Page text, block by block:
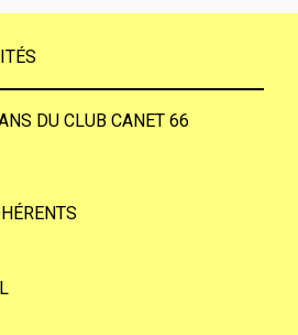
DU CLUB CANET 66